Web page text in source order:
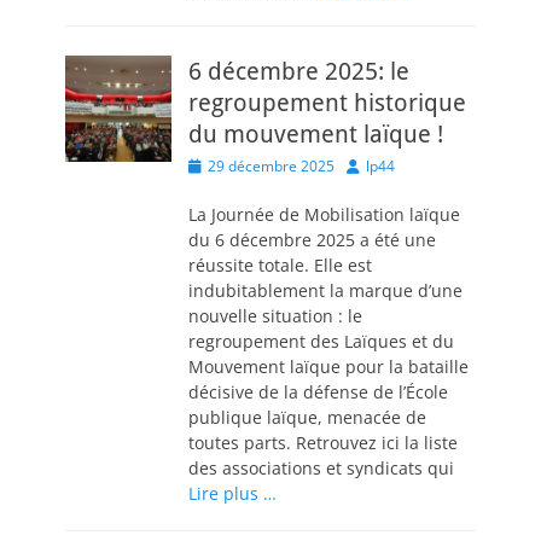
6 décembre 2025: le
regroupement historique
du mouvement laïque !
Posted
29 décembre 2025 Author
lp44
La Journée de Mobilisation laïque
du 6 décembre 2025 a été une
réussite totale. Elle est
indubitablement la marque d’une
nouvelle situation : le
regroupement des Laïques et du
Mouvement laïque pour la bataille
décisive de la défense de l’École
publique laïque, menacée de
toutes parts. Retrouvez ici la liste
des associations et syndicats qui
Lire plus …